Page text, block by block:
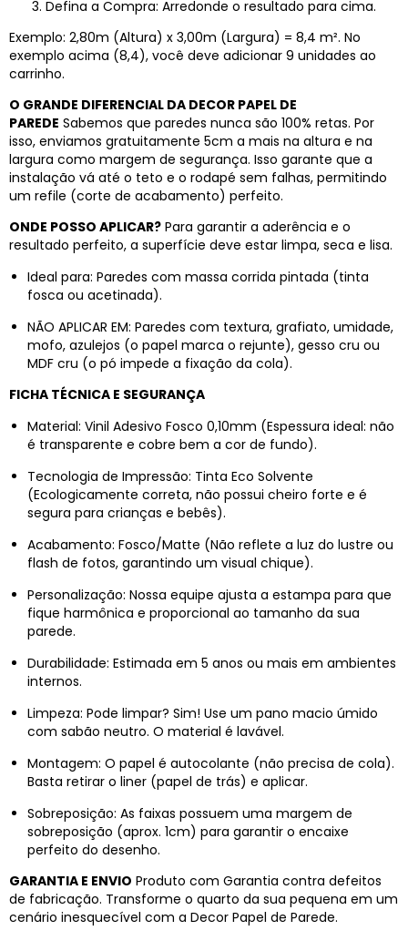
Defina a Compra: Arredonde o resultado para cima.
Exemplo: 2,80m (Altura) x 3,00m (Largura) = 8,4 m². No
exemplo acima (8,4), você deve adicionar 9 unidades ao
carrinho.
O GRANDE DIFERENCIAL DA DECOR PAPEL DE
PAREDE Sabemos que paredes nunca são 100% retas. Por
isso, enviamos gratuitamente 5cm a mais na altura e na
largura como margem de segurança. Isso garante que a
instalação vá até o teto e o rodapé sem falhas, permitindo
um refile (corte de acabamento) perfeito.
ONDE POSSO APLICAR? Para garantir a aderência e o
resultado perfeito, a superfície deve estar limpa, seca e lisa.
Ideal para: Paredes com massa corrida pintada (tinta
fosca ou acetinada).
NÃO APLICAR EM: Paredes com textura, grafiato, umidade,
mofo, azulejos (o papel marca o rejunte), gesso cru ou
MDF cru (o pó impede a fixação da cola).
FICHA TÉCNICA E SEGURANÇA
Material: Vinil Adesivo Fosco 0,10mm (Espessura ideal: não
é transparente e cobre bem a cor de fundo).
Tecnologia de Impressão: Tinta Eco Solvente
(Ecologicamente correta, não possui cheiro forte e é
segura para crianças e bebês).
Acabamento: Fosco/Matte (Não reflete a luz do lustre ou
flash de fotos, garantindo um visual chique).
Personalização: Nossa equipe ajusta a estampa para que
fique harmônica e proporcional ao tamanho da sua
parede.
Durabilidade: Estimada em 5 anos ou mais em ambientes
internos.
Limpeza: Pode limpar? Sim! Use um pano macio úmido
com sabão neutro. O material é lavável.
Montagem: O papel é autocolante (não precisa de cola).
Basta retirar o liner (papel de trás) e aplicar.
Sobreposição: As faixas possuem uma margem de
sobreposição (aprox. 1cm) para garantir o encaixe
perfeito do desenho.
GARANTIA E ENVIO Produto com Garantia contra defeitos
de fabricação. Transforme o quarto da sua pequena em um
cenário inesquecível com a Decor Papel de Parede.